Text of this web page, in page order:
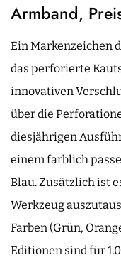
Armband,
Ein Markenzeichen
das perforierte
innovativen
über die
diesjährigen
einem farblich
Blau. Zusätzlich ist
Werkzeug
Farben (Grün,
Editionen sind für